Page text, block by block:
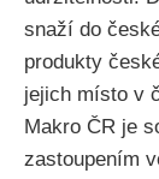
snaží do
produkty
jejich místo v
Makro ČR je
zastoupením